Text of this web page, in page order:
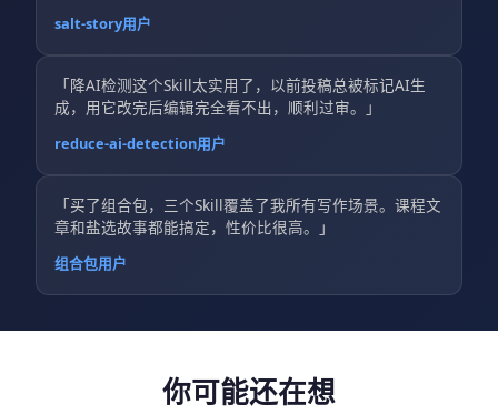
salt-story用户
「降AI检测这个Skill太实用了，以前投稿总被标记AI生
成，用它改完后编辑完全看不出，顺利过审。」
reduce-ai-detection用户
「买了组合包，三个Skill覆盖了我所有写作场景。课程文
章和盐选故事都能搞定，性价比很高。」
组合包用户
你可能还在想